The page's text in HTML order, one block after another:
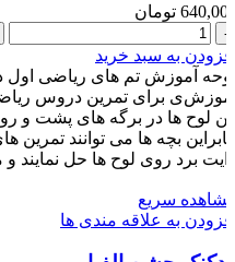
تومان
لوح
25
تم
ریاضی
ساده
(کپی)
عدد
به سبد خرید
آموزش تم های ریاضی اول
برای تمرین دروس
لوح ها در برگه های پشت و
بچه ها می توانند تمرین
برد روی لوح ها حل نمایند و
سریع
به علاقه مندی ها